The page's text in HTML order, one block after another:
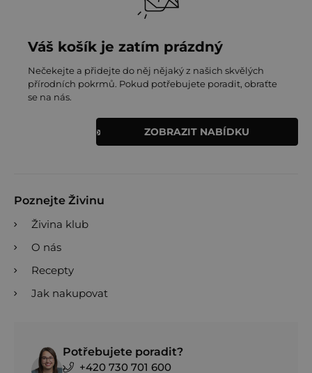
Váš košík je zatím prázdný
Nečekejte a přidejte do něj nějaký z našich skvělých
přírodních pokrmů. Pokud potřebujete poradit, obraťte
se na nás.
ZOBRAZIT NABÍDKU
Poznejte Živinu
Živina klub
O nás
Recepty
Jak nakupovat
Potřebujete poradit?
+420 730 701 600